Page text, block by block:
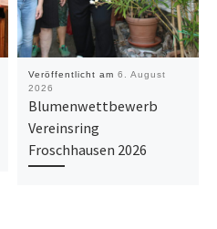
Veröffentlicht am 6. August
2026
Blumenwettbewerb
Vereinsring
Froschhausen 2026